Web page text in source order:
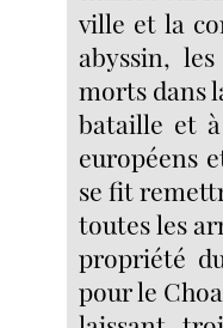
ville et la
abyssin,
morts dans
bataille et
européens
se fit
toutes les
propriété
pour le